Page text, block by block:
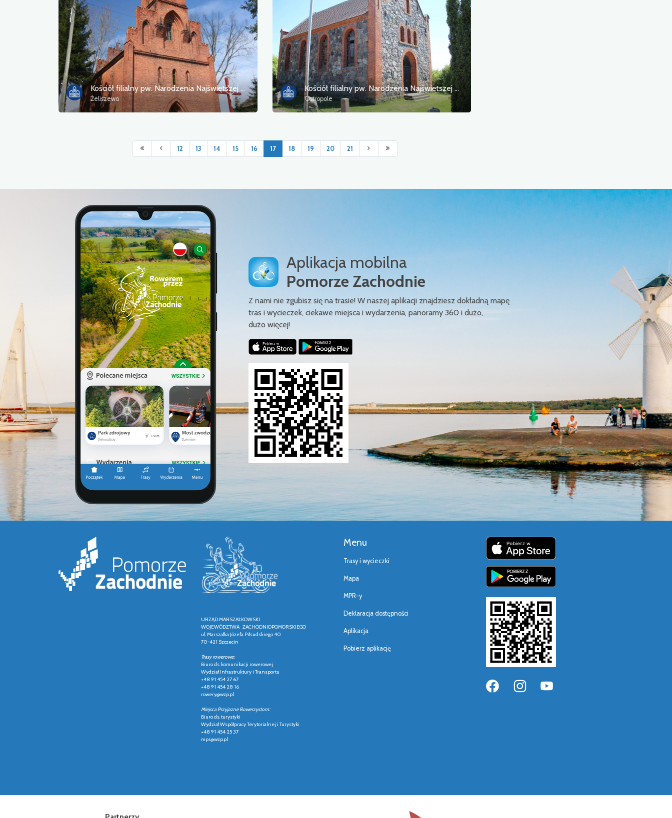
Kościół filialny pw. Narodzenia Najświętszej Maryi Panny
Żeliszewo
Kościół filialny pw. Narodzenia Najświętszej Maryi Panny
Ostropole
12 13 14 15 16 17 18 19 20 21
Aplikacja mobilna
Pomorze Zachodnie
Z nami nie zgubisz się na trasie! W naszej aplikacji znajdziesz dokładną mapę
tras i wycieczek, ciekawe miejsca i wydarzenia, panoramy 360 i dużo,
dużo więcej!
URZĄD MARSZAŁKOWSKI
WOJEWÓDZTWA ZACHODNIOPOMORSKIEGO
ul. Marszałka Józefa Piłsudskiego 40
70-421 Szczecin
Trasy rowerowe:
Biuro ds. komunikacji rowerowej
Wydział Infrastruktury i Transportu
+48 91 454 27 67
+48 91 454 28 16
rowery@wzp.pl
Miejsca Przyjazne Rowerzystom:
Biuro ds. turystyki
Wydział Współpracy Terytorialnej i Turystyki
+48 91 454 25 37
mpr@wzp.pl
Menu
Trasy i wycieczki
Mapa
MPR-y
Deklaracja dostępności
Aplikacja
Pobierz aplikację